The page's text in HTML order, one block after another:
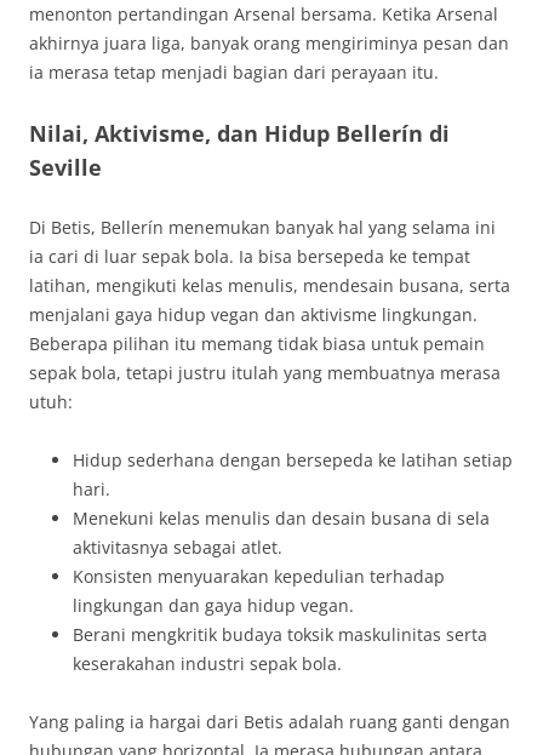
menonton pertandingan Arsenal bersama. Ketika Arsenal
akhirnya juara liga, banyak orang mengiriminya pesan dan
ia merasa tetap menjadi bagian dari perayaan itu.
Nilai, Aktivisme, dan Hidup Bellerín di
Seville
Di Betis, Bellerín menemukan banyak hal yang selama ini
ia cari di luar sepak bola. Ia bisa bersepeda ke tempat
latihan, mengikuti kelas menulis, mendesain busana, serta
menjalani gaya hidup vegan dan aktivisme lingkungan.
Beberapa pilihan itu memang tidak biasa untuk pemain
sepak bola, tetapi justru itulah yang membuatnya merasa
utuh:
Hidup sederhana dengan bersepeda ke latihan setiap
hari.
Menekuni kelas menulis dan desain busana di sela
aktivitasnya sebagai atlet.
Konsisten menyuarakan kepedulian terhadap
lingkungan dan gaya hidup vegan.
Berani mengkritik budaya toksik maskulinitas serta
keserakahan industri sepak bola.
Yang paling ia hargai dari Betis adalah ruang ganti dengan
hubungan yang horizontal. Ia merasa hubungan antara